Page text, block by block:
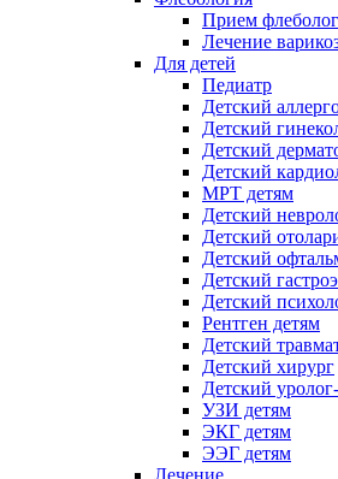
Прием
Лечение
Для детей
Педиатр
Детский
Детский
Детский
Детский
МРТ детям
Детский
Детский
Детский
Детский
Детский
Рентген детям
Детский
Детский хирург
Детский
УЗИ детям
ЭКГ детям
ЭЭГ детям
Лечение